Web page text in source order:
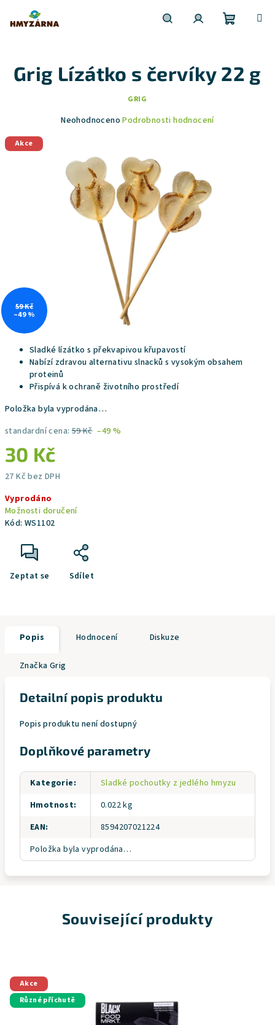
obsah
košík
Sladké lízátko s překvapivou křupavostí
Nabízí zdravou alternativu slnacků s vysokým obsahem
proteinů
Přispívá k ochraně životního prostředí
Položka byla vyprodána…
standardní cena: 59 Kč –49 %
30 Kč
27 Kč bez DPH
cena:
Vyprodáno
Možnosti doručení
Kód: WS1102
Zeptat se Sdílet
Grig Lízátko s červíky 22 g
GRIG
produktu
Neohodnoceno Podrobnosti hodnocení
Akce
59 Kč
–49 %
Popis Hodnocení Diskuze
Značka Grig
Detailní popis produktu
Popis produktu není dostupný
Doplňkové parametry
Kategorie:
Sladké pochoutky z jedlého hmyzu
Hmotnost:
0.022 kg
EAN:
8594207021224
Položka byla vyprodána…
Související produkty
Akce
Různé příchutě